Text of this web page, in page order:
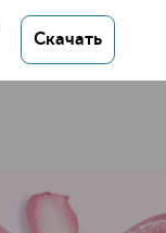
Скачать